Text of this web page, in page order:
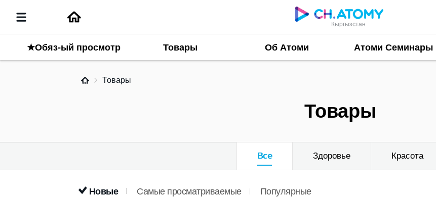
Кыргызстан
★Обяз-ый просмотр Товары Об Атоми Атоми Семинары
Товары
Товары
Все Здоровье Красота
Новые Самые просматриваемые Популярные